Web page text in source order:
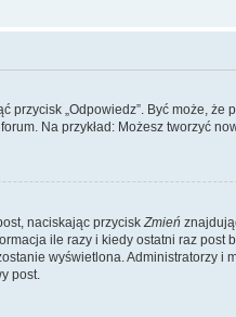
„Odpowiedz”. Być może,
Na przykład: Możesz tworzyć
naciskając przycisk Zmień
ile razy i kiedy ostatni raz post
wyświetlona. Administratorzy i
post.